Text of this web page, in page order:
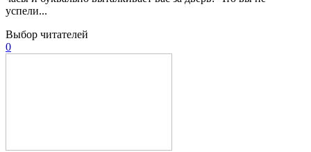
успели...
Выбор читателей
0